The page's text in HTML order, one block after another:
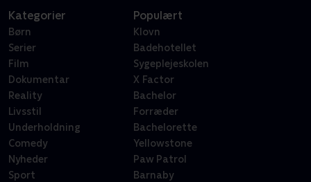
Kategorier
Børn
Serier
Film
Dokumentar
Reality
Livsstil
Underholdning
Comedy
Nyheder
Sport
Populært
Klovn
Badehotellet
Sygeplejeskolen
X Factor
Bachelor
Forræder
Bachelorette
Yellowstone
Paw Patrol
Barnaby